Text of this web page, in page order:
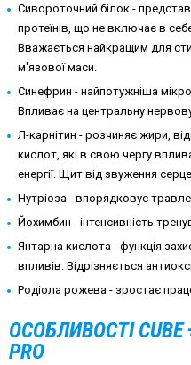
Cивороточний білок -
протеїнів, що не включає в
Вважається найкращим для
м'язової маси.
Синефрин - найпотужніша
Впливає на центральну
Л-карнітин - розчиняє жири,
кислот, які в свою чергу
енергії. Щит від звуження
Нутріоза - впорядковує
Йохимбин - інтенсивність
Янтарна кислота - функція
впливів. Відрізняється
Родіола рожева - зростає
ОСОБЛИВОСТІ CUBE
PRO